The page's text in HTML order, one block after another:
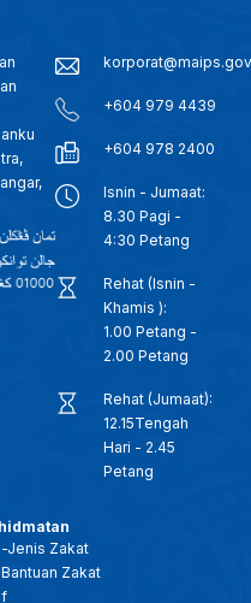
+604 979 4439
+604 978 2400
Isnin - Jumaat:
8.30 Pagi -
4:30 Petang
Rehat (Isnin -
Khamis ):
1.00 Petang -
2.00 Petang
Rehat (Jumaat):
12.15Tengah
Hari - 2.45
Petang
Jenis Zakat
Zakat